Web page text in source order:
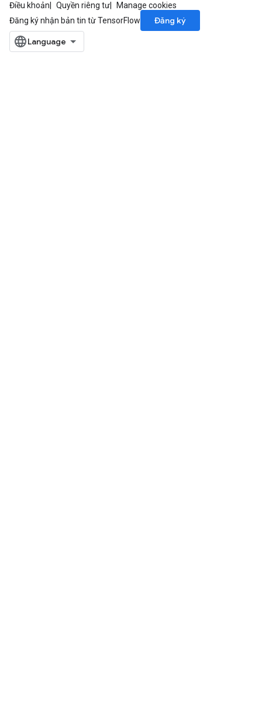
Điều khoản Quyền riêng tư
Manage cookies
Đăng ký nhận bản tin từ TensorFlow
Đăng ký